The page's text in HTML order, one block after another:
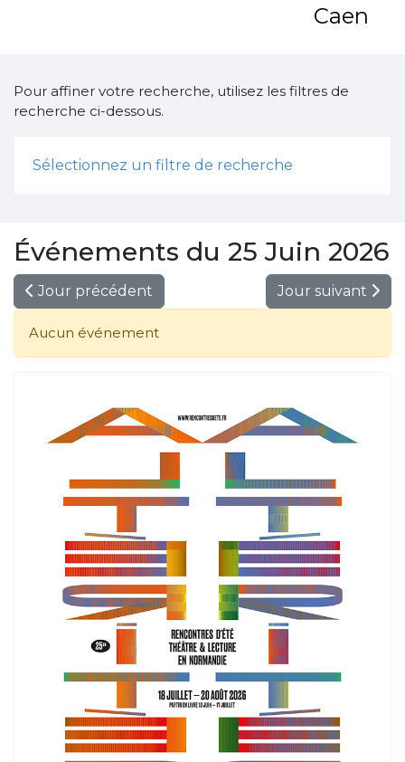
Caen
Pour affiner votre recherche, utilisez les filtres de
recherche ci-dessous.
Sélectionnez un filtre de recherche
Événements du 25 Juin 2026
Jour précédent Jour suivant
Aucun événement